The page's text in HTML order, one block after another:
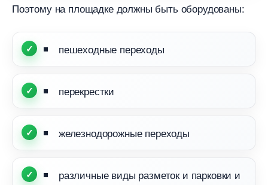
Поэтому на площадке должны быть оборудованы:
пешеходные переходы
перекрестки
железнодорожные переходы
различные виды разметок и парковки и